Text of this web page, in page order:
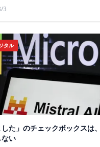
3
タル
した」のチェックボックスは
ない